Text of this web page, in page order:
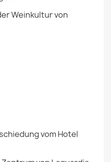
Weinkultur von
vom Hotel